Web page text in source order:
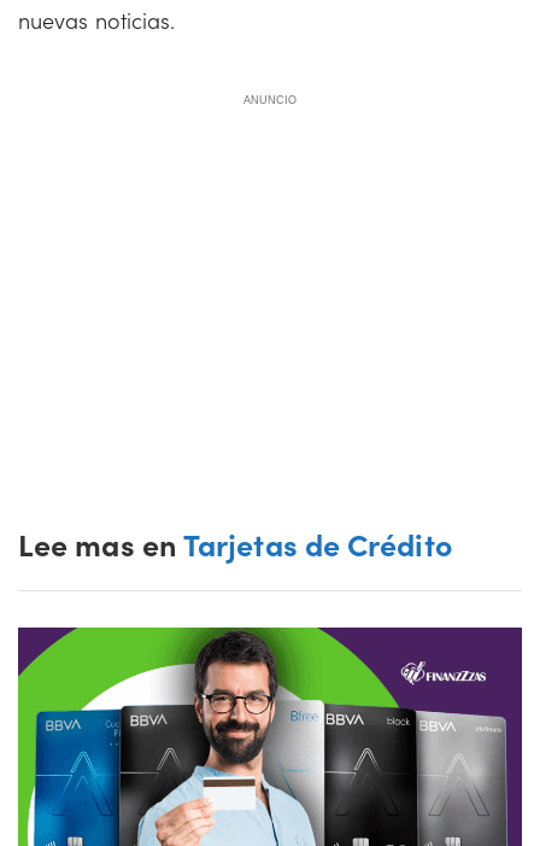
nuevas noticias.
ANUNCIO
Lee mas en Tarjetas de Crédito